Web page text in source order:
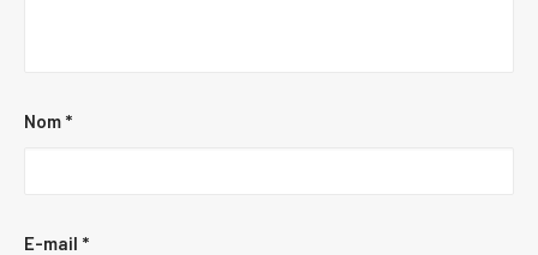
Nom *
E-mail *